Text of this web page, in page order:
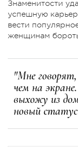
Знаменитости
успешную
вести
женщинам
"Мне
чем на
выхожу из
новый